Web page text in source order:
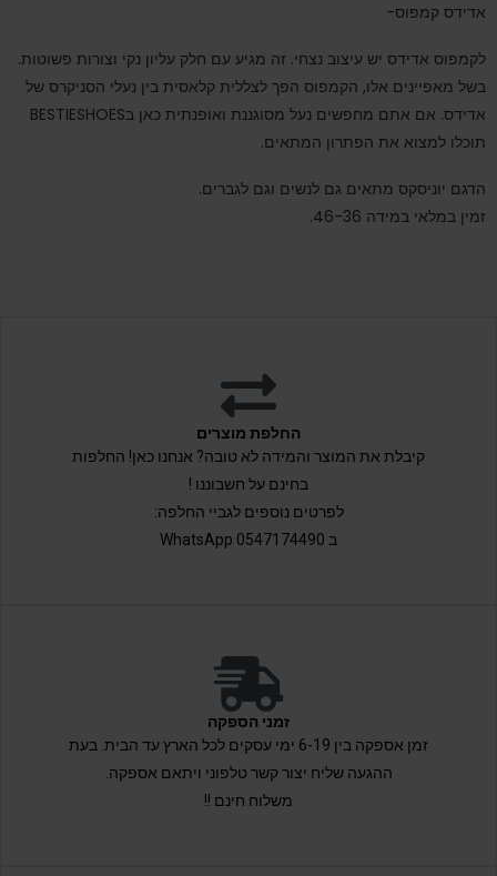
אדידס קמפוס-
לקמפוס אדידס יש עיצוב נצחי. זה מגיע עם חלק עליון נקי וצורות פשוטות.
בשל מאפיינים אלו, הקמפוס הפך לצללית קלאסית בין נעלי הסניקרס של
אדידס
. אם אתם מחפשים נעל מסוגננת ואופנתית כאן בBESTIESHOES
תוכלו למצוא את הפתרון המתאים.
הדגם יוניסקס מתאים גם לנשים וגם לגברים.
זמין במלאי במידה 46-36.
החלפת מוצרים
קיבלת את המוצר והמידה לא טובה? אנחנו כאן! החלפות
בחינם על חשבוננו !
לפרטים נוספים לגביי החלפה:
ב 0547174490 WhatsApp
זמני הספקה
זמן אספקה בין 6-19 ימי עסקים לכל הארץ עד הבית. בעת
ההגעה שליח יצור קשר טלפוני ויתאם אספקה.
משלוח חינם !!